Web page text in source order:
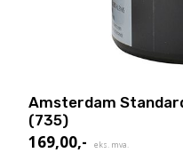
Amsterdam
(735)
169,00,- eks. mva.